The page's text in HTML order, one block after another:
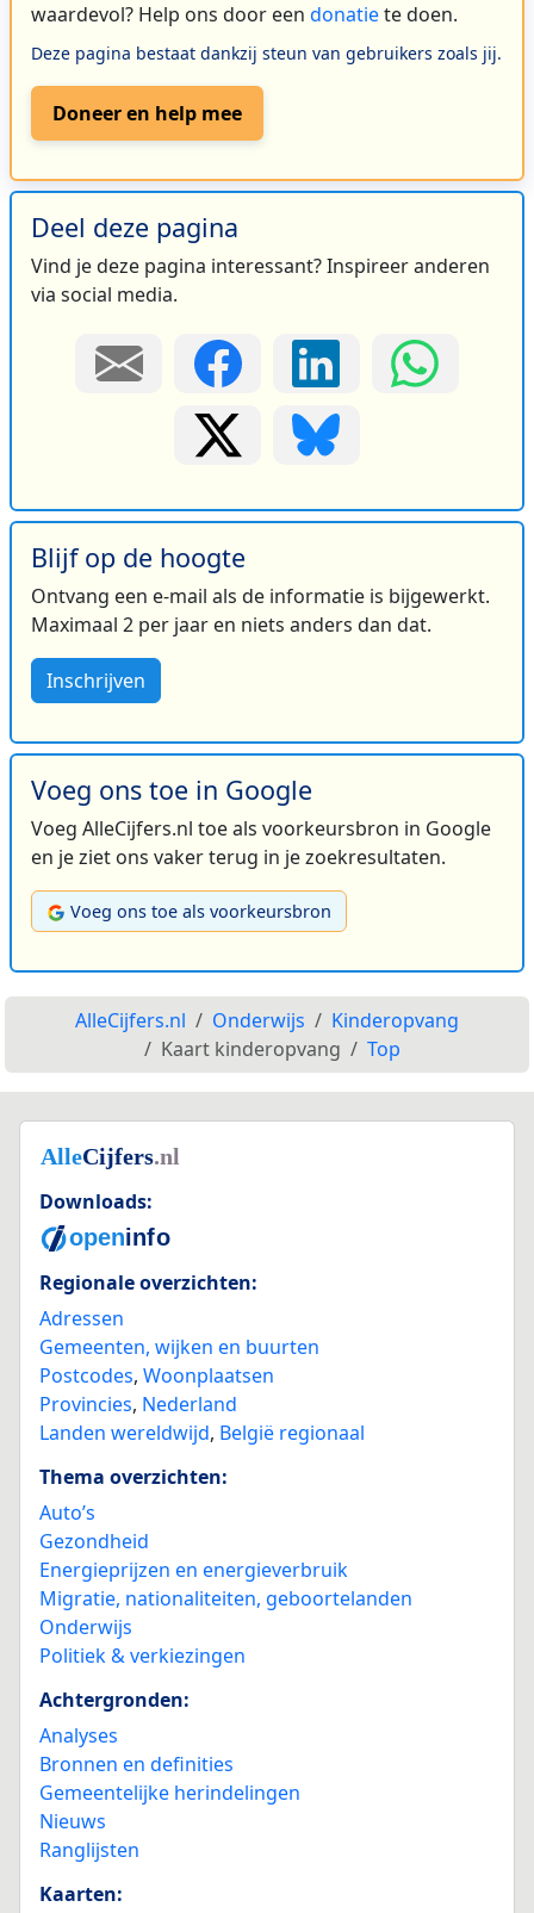
waardevol? Help ons door een donatiete doen.
Deze pagina bestaat dankzij steun van gebruikers zoals jij.
Doneer en help mee
Deel deze pagina
Vind je deze pagina interessant? Inspireer anderen
via social media.
Blijf op de hoogte
Ontvang een e-mail als de informatie is bijgewerkt.
Maximaal 2 per jaar en niets anders dan dat.
Inschrijven
Voeg ons toe in Google
Voeg AlleCijfers.nl toe als voorkeursbron in Google
en je ziet ons vaker terug in je zoekresultaten.
Voeg ons toe als voorkeursbron
AlleCijfers.nl Onderwijs
Kinderopvang
Kaart kinderopvang
Top
Downloads:
Regionale overzichten:
Adressen
Gemeenten, wijken en buurten
Postcodes, Woonplaatsen
Provincies, Nederland
Landen wereldwijd, België regionaal
Thema overzichten:
Auto’s
Gezondheid
Energieprijzen en energieverbruik
Migratie, nationaliteiten, geboortelanden
Onderwijs
Politiek & verkiezingen
Achtergronden:
Analyses
Bronnen en definities
Gemeentelijke herindelingen
Nieuws
Ranglijsten
Kaarten: